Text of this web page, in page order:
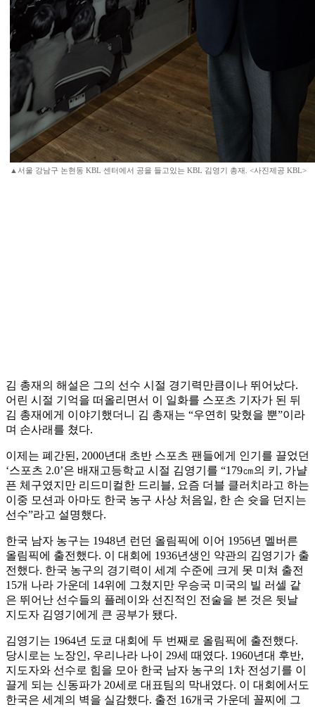
▲서울 강남구 논현동 KBL 센터에서 공을 들고있는 KBL 김영기 총재. <사진제공 KBL>
김 총재의 해설은 그의 선수 시절 경기력만큼이나 뛰어났다.
어린 시절 기억을 떠올리면서 이 일화를 스포츠 기자가 된 뒤
김 총재에게 이야기했더니 김 총재는 “우연히 맞혔을 뿐”이라
며 손사래를 쳤다.
이제는 폐간된, 2000년대 초반 스포츠 팬들에게 인기를 끌었던
‘스포츠 2.0’은 배재고등학교 시절 김영기를 “179㎝의 키, 가냘
픈 체구였지만 리드미컬한 드리블, 요즘 더블 클러치라고 하는
이중 모션과 아마도 한국 농구 사상 처음일, 한 손 슛을 던지는
선수”라고 설명했다.
한국 남자 농구는 1948년 런던 올림픽에 이어 1956년 멜버른
올림픽에 출전했다. 이 대회에 1936년생인 약관의 김영기가 출
전했다. 한국 농구의 경기력이 세계 수준에 크게 못 미쳐 출전
15개 나라 가운데 14위에 그쳤지만 우승국 미국의 빌 러셀 같
은 뛰어난 선수들의 플레이와 선진적인 전술을 본 것은 뒷날
지도자 김영기에게 큰 공부가 됐다.
김영기는 1964년 도쿄 대회에 두 번째로 올림픽에 출전했다.
당시로는 노장인, 우리나라 나이 29세 때였다. 1960년대 후반,
지도자와 선수로 힘을 모아 한국 남자 농구의 1차 전성기를 이
끌게 되는 신동파가 20세로 대표팀의 막내였다. 이 대회에서도
한국은 세계의 벽을 실감했다. 출전 16개국 가운데 꼴찌에 그